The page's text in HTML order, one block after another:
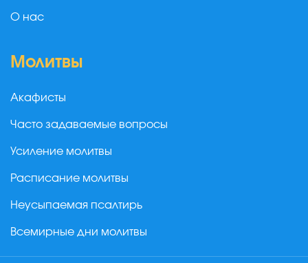
О нас
Молитвы
Акафисты
Часто задаваемые вопросы
Усиление молитвы
Расписание молитвы
Неусыпаемая псалтирь
Всемирные дни молитвы